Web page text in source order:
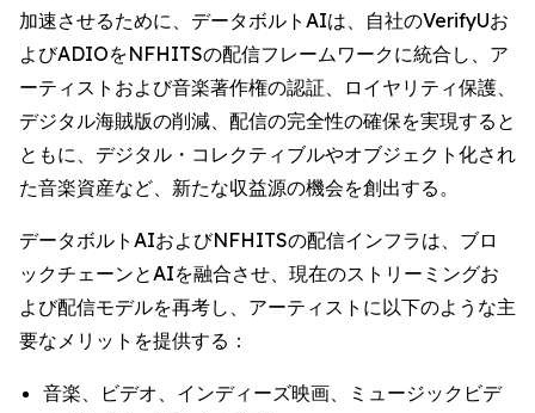
加速させるために、データボルトAIは、自社のVerifyUお
よびADIOをNFHITSの配信フレームワークに統合し、ア
ーティストおよび音楽著作権の認証、ロイヤリティ保護、
デジタル海賊版の削減、配信の完全性の確保を実現すると
ともに、デジタル・コレクティブルやオブジェクト化され
た音楽資産など、新たな収益源の機会を創出する。
データボルトAIおよびNFHITSの配信インフラは、ブロ
ックチェーンとAIを融合させ、現在のストリーミングお
よび配信モデルを再考し、アーティストに以下のような主
要なメリットを提供する：
音楽、ビデオ、インディーズ映画、ミュージックビデ